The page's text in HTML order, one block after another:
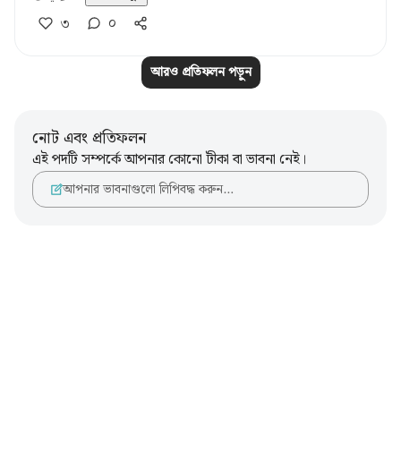
৩ ০
আরও প্রতিফলন পড়ুন
নোট এবং প্রতিফলন
এই পদটি সম্পর্কে আপনার কোনো টীকা বা ভাবনা নেই।
আপনার ভাবনাগুলো লিপিবদ্ধ করুন…